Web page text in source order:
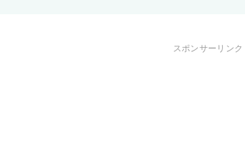
スポンサーリンク